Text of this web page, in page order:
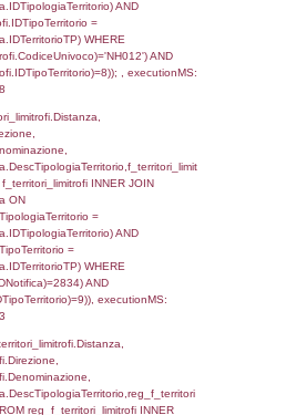
FROM
ON
=
=
AND
f_territori_limitrofi.Distanza,